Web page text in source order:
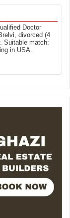
Doctor
divorced (4
Suitable match:
in USA.